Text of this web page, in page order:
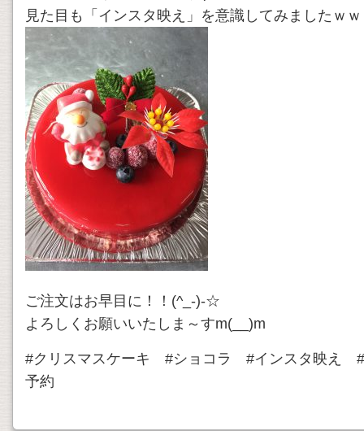
見た目も「インスタ映え」を意識してみましたｗｗ
ご注文はお早目に！！(^_-)-☆
よろしくお願いいたしま～すm(__)m
#クリスマスケーキ #ショコラ #インスタ映え #
予約